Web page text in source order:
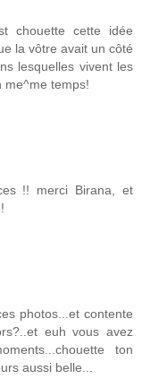
chouette cette idée
la vôtre avait un côté
lesquelles vivent les
me^me temps!
!! merci Birana, et
photos...et contente
euh vous avez
ton
aussi belle...